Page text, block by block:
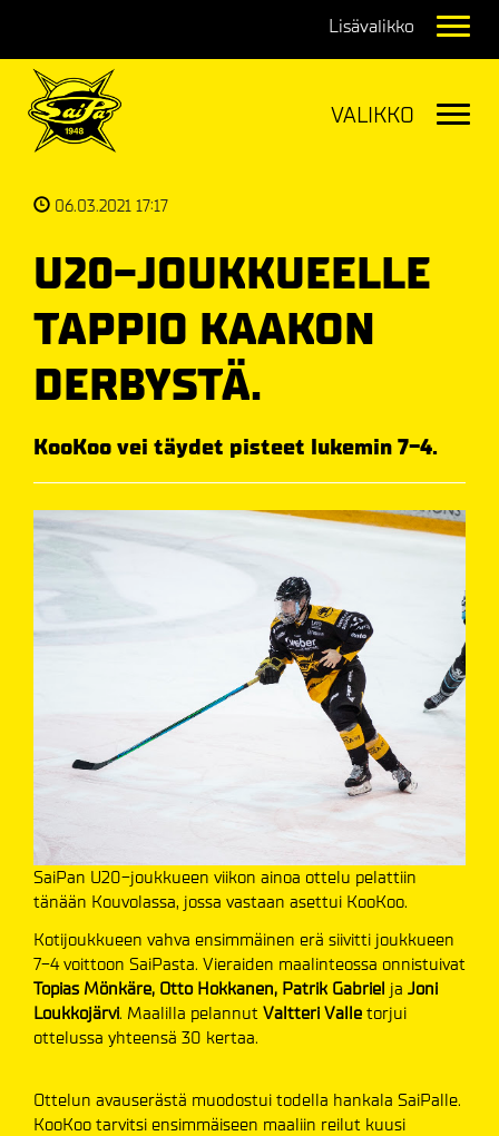
06.03.2021 17:17
U20-JOUKKUEELLE
TAPPIO KAAKON
DERBYSTÄ.
KooKoo vei täydet pisteet lukemin 7-4.
SaiPan U20-joukkueen viikon ainoa ottelu pelattiin
tänään Kouvolassa, jossa vastaan asettui KooKoo.
Kotijoukkueen vahva ensimmäinen erä siivitti joukkueen
7-4 voittoon SaiPasta. Vieraiden maalinteossa onnistuivat
Topias Mönkäre, Otto Hokkanen, Patrik Gabriel ja Joni
Loukkojärvi. Maalilla pelannut Valtteri Valle torjui
ottelussa yhteensä 30 kertaa.
Ottelun avauserästä muodostui todella hankala SaiPalle.
KooKoo tarvitsi ensimmäiseen maaliin reilut kuusi